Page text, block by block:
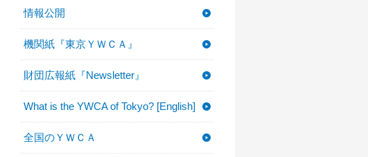
情報公開
機関紙『東京ＹＷＣＡ』
財団広報紙『Newsletter』
What is the YWCA of Tokyo? [English]
全国のＹＷＣＡ